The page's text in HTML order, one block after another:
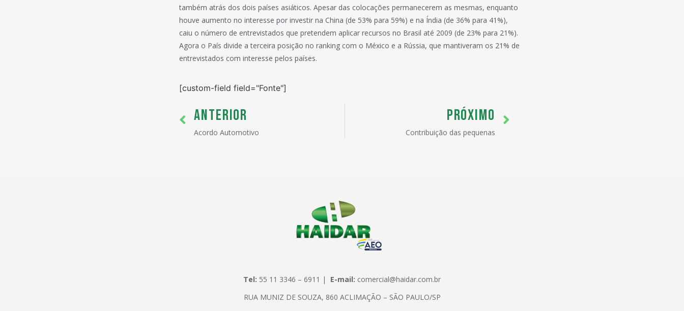
também atrás dos dois países asiáticos. Apesar das colocações permanecerem as mesmas, enquanto
houve aumento no interesse por investir na China (de 53% para 59%) e na Índia (de 36% para 41%),
caiu o número de entrevistados que pretendem aplicar recursos no Brasil até 2009 (de 23% para 21%).
Agora o País divide a terceira posição no ranking com o México e a Rússia, que mantiveram os 21% de
entrevistados com interesse pelos países.
[custom-field field="Fonte"]
ANTERIOR
Acordo Automotivo
PRÓXIMO
Contribuição das pequenas
Tel: 55 11 3346 – 6911 | E-mail: comercial@haidar.com.br
RUA MUNIZ DE SOUZA, 860 ACLIMAÇÃO – SÃO PAULO/SP